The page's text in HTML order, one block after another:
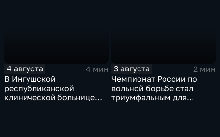
4 августа
4 мин
В Ингушской
республиканской
клинической больнице
3 августа
2 мин
Чемпионат России по
вольной борьбе стал
триумфальным для